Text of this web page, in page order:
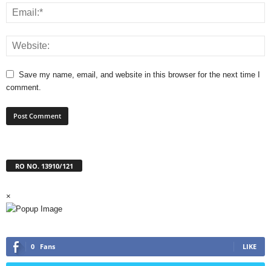
Save my name, email, and website in this browser for the next time I
comment.
RO NO. 13910/121
×
0 Fans LIKE